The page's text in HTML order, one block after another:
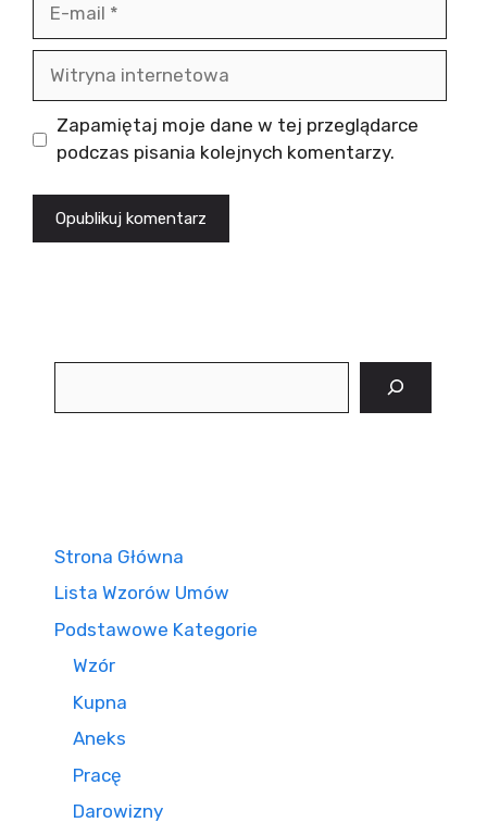
internetowa
Zapamiętaj moje dane w tej przeglądarce
podczas pisania kolejnych komentarzy.
Strona Główna
Lista Wzorów Umów
Podstawowe Kategorie
Wzór
Kupna
Aneks
Pracę
Darowizny